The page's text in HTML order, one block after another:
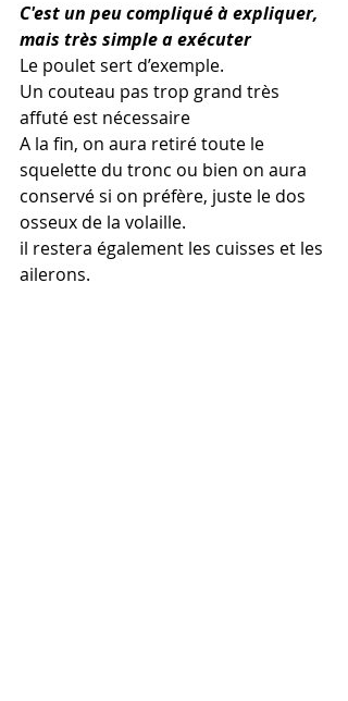
C'est un peu compliqué à expliquer,
mais très simple a exécuter
Le poulet sert d’exemple.
Un couteau pas trop grand très
affuté est nécessaire
A la fin, on aura retiré toute le
squelette du tronc ou bien on aura
conservé si on préfère, juste le dos
osseux de la volaille.
il restera également les cuisses et les
ailerons.